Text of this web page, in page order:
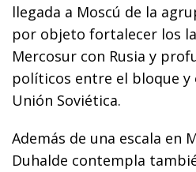
llegada a Moscú de la
por objeto fortalecer los
Mercosur con Rusia y
políticos entre el bloque y
Unión Soviética.
Además de una escala en
Duhalde contempla